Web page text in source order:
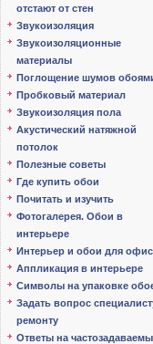
отстают от стен
Звукоизоляция
Звукоизоляционные
материалы
Поглощение шумов
Пробковый материал
Звукоизоляция пола
Акустический натяжной
потолок
Полезные советы
Где купить обои
Почитать и изучить
Фотогалерея. Обои в
интерьере
Интерьер и обои для
Аппликация в интерьере
Символы на упаковке
Задать вопрос
ремонту
Ответы на